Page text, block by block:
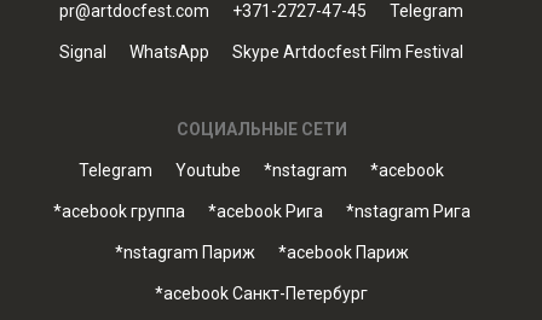
pr@artdocfest.com +371-2727-47-45 Telegram
Signal WhatsApp Skype Artdocfest Film Festival
СОЦИАЛЬНЫЕ СЕТИ
Telegram Youtube *nstagram *acebook
*acebook группа *acebook Рига *nstagram Рига
*nstagram Париж *acebook Париж
*acebook Санкт-Петербург